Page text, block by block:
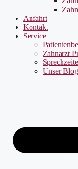
Anfahrt
Kontakt
Service
Zahnarzt
Unser Blog